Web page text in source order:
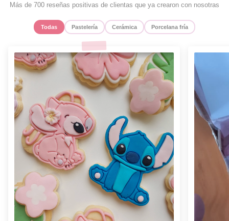
Más de 700 reseñas positivas de clientas que ya crearon con nosotras
Todas Pastelería Cerámica Porcelana fría